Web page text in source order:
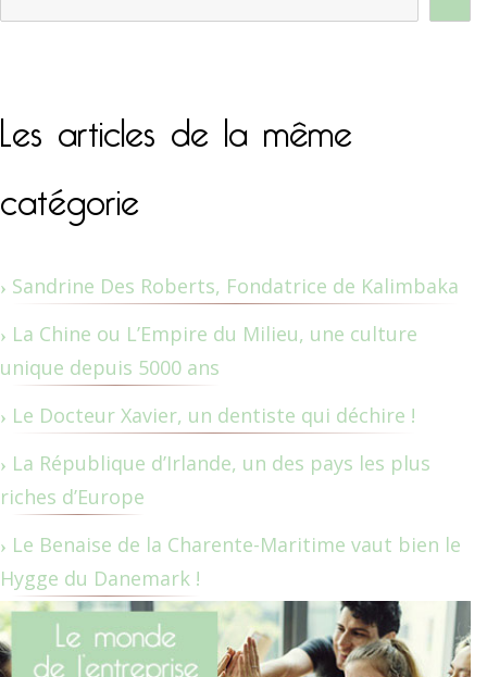
Les articles de la même
catégorie
Sandrine Des Roberts, Fondatrice de Kalimbaka
La Chine ou L’Empire du Milieu, une culture
unique depuis 5000 ans
Le Docteur Xavier, un dentiste qui déchire !
La République d’Irlande, un des pays les plus
riches d’Europe
Le Benaise de la Charente-Maritime vaut bien le
Hygge du Danemark !